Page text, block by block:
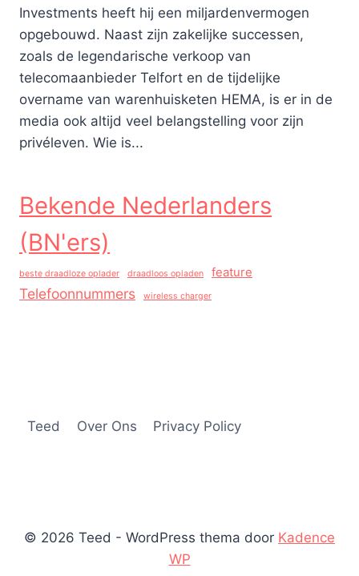
Investments heeft hij een miljardenvermogen
opgebouwd. Naast zijn zakelijke successen,
zoals de legendarische verkoop van
telecomaanbieder Telfort en de tijdelijke
overname van warenhuisketen HEMA, is er in de
media ook altijd veel belangstelling voor zijn
privéleven. Wie is...
Bekende Nederlanders
(BN'ers)
beste draadloze oplader draadloos opladen feature
Telefoonnummers wireless charger
Teed Over Ons Privacy Policy
© 2026 Teed - WordPress thema door Kadence
WP